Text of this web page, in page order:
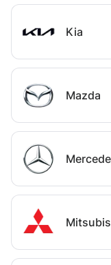
Kia
Mazda